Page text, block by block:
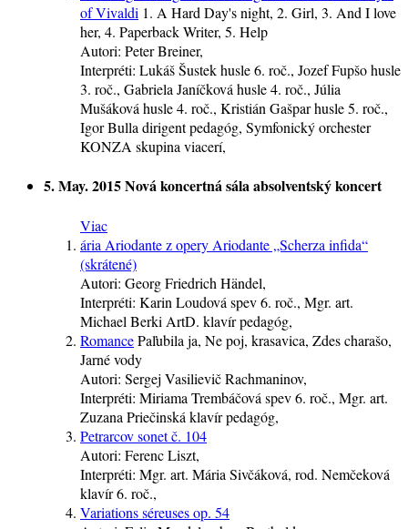
of Vivaldi 1. A Hard Day's night, 2. Girl, 3. And I love
her, 4. Paperback Writer, 5. Help
Autori: Peter Breiner,
Interpréti: Lukáš Šustekhusle6. roč., Jozef Fupšohusle
3. roč., Gabriela Janíčková husle4. roč., Júlia
Mušáková husle4. roč., Kristián Gašparhusle5. roč.,
Igor Bulla dirigentpedagóg, Symfonický orchester
KONZA skupina viacerí,
5. May. 2015Nová koncertná sálaabsolventský koncert
Viac
ária Ariodante z opery Ariodante „Scherza infida“
(skrátené)
Autori: Georg Friedrich Händel,
Interpréti: Karin Loudová spev6. roč., Mgr. art.
Michael Berki ArtD. klavírpedagóg,
RomancePaľubila ja, Ne poj, krasavica, Zdes charašo,
Jarné vody
Autori: Sergej Vasilievič Rachmaninov,
Interpréti: Miriama Trembáčová spev6. roč., Mgr. art.
Zuzana Priečinská klavírpedagóg,
Petrarcov sonet č. 104
Autori: Ferenc Liszt,
Interpréti: Mgr. art. Mária Sivčáková, rod. Nemčeková
klavír6. roč.,
Variations séreuses op. 54